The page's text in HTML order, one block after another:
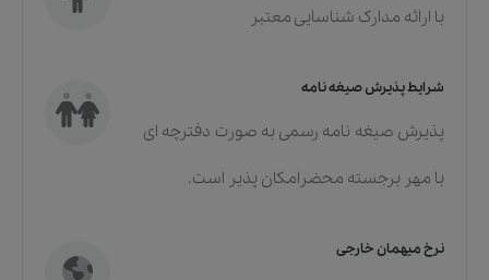
با ارائه مدارک شناسایی معتبر
شرایط پذیرش صیغه نامه
پذیرش صیغه نامه رسمی به صورت دفترچه ای
با مهر برجسته محضرامکان پذیر است.
نرخ میهمان خارجی